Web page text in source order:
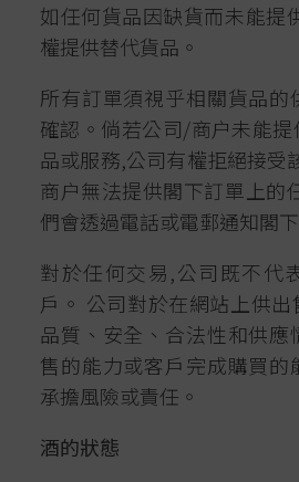
如任何貨品因缺貨而未能提
權提供替代貨品。
所有訂單須視乎相關貨品的
確認。倘若公司/商户未能
品或服務,公司有權拒絕接受
商户無法提供閣下訂單上的
們會透過電話或電郵通知閣下
對於任何交易,公司既不代
戶。 公司對於在網站上供
品質、安全、合法性和供應
售的能力或客戶完成購買的
承擔風險或責任。
酒的狀態